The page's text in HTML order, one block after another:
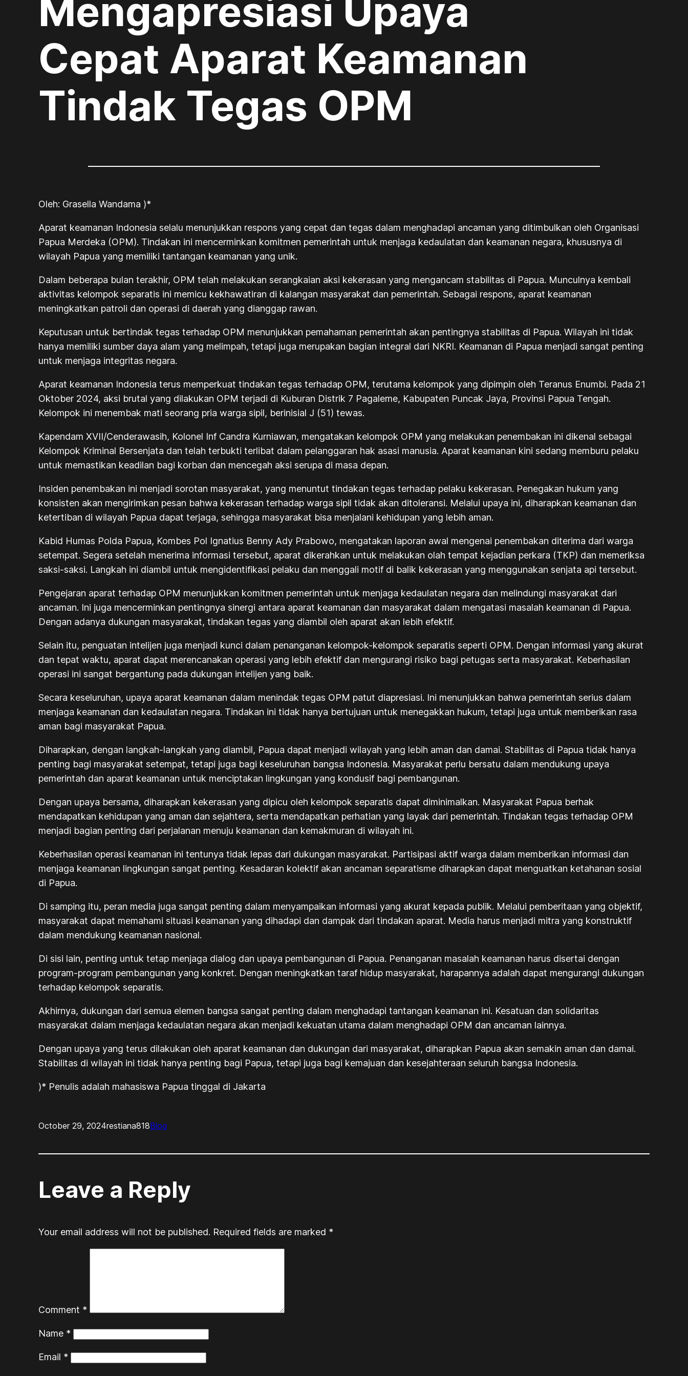
Mengapresiasi Upaya
Cepat Aparat Keamanan
Tindak Tegas OPM
Oleh: Grasella Wandama )*
Aparat keamanan Indonesia selalu menunjukkan respons yang cepat dan tegas dalam menghadapi ancaman yang ditimbulkan oleh Organisasi
Papua Merdeka (OPM). Tindakan ini mencerminkan komitmen pemerintah untuk menjaga kedaulatan dan keamanan negara, khususnya di
wilayah Papua yang memiliki tantangan keamanan yang unik.
Dalam beberapa bulan terakhir, OPM telah melakukan serangkaian aksi kekerasan yang mengancam stabilitas di Papua. Munculnya kembali
aktivitas kelompok separatis ini memicu kekhawatiran di kalangan masyarakat dan pemerintah. Sebagai respons, aparat keamanan
meningkatkan patroli dan operasi di daerah yang dianggap rawan.
Keputusan untuk bertindak tegas terhadap OPM menunjukkan pemahaman pemerintah akan pentingnya stabilitas di Papua. Wilayah ini tidak
hanya memiliki sumber daya alam yang melimpah, tetapi juga merupakan bagian integral dari NKRI. Keamanan di Papua menjadi sangat penting
untuk menjaga integritas negara.
Aparat keamanan Indonesia terus memperkuat tindakan tegas terhadap OPM, terutama kelompok yang dipimpin oleh Teranus Enumbi. Pada 21
Oktober 2024, aksi brutal yang dilakukan OPM terjadi di Kuburan Distrik 7 Pagaleme, Kabupaten Puncak Jaya, Provinsi Papua Tengah.
Kelompok ini menembak mati seorang pria warga sipil, berinisial J (51) tewas.
Kapendam XVII/Cenderawasih, Kolonel Inf Candra Kurniawan, mengatakan kelompok OPM yang melakukan penembakan ini dikenal sebagai
Kelompok Kriminal Bersenjata dan telah terbukti terlibat dalam pelanggaran hak asasi manusia. Aparat keamanan kini sedang memburu pelaku
untuk memastikan keadilan bagi korban dan mencegah aksi serupa di masa depan.
Insiden penembakan ini menjadi sorotan masyarakat, yang menuntut tindakan tegas terhadap pelaku kekerasan. Penegakan hukum yang
konsisten akan mengirimkan pesan bahwa kekerasan terhadap warga sipil tidak akan ditoleransi. Melalui upaya ini, diharapkan keamanan dan
ketertiban di wilayah Papua dapat terjaga, sehingga masyarakat bisa menjalani kehidupan yang lebih aman.
Kabid Humas Polda Papua, Kombes Pol Ignatius Benny Ady Prabowo, mengatakan laporan awal mengenai penembakan diterima dari warga
setempat. Segera setelah menerima informasi tersebut, aparat dikerahkan untuk melakukan olah tempat kejadian perkara (TKP) dan memeriksa
saksi-saksi. Langkah ini diambil untuk mengidentifikasi pelaku dan menggali motif di balik kekerasan yang menggunakan senjata api tersebut.
Pengejaran aparat terhadap OPM menunjukkan komitmen pemerintah untuk menjaga kedaulatan negara dan melindungi masyarakat dari
ancaman. Ini juga mencerminkan pentingnya sinergi antara aparat keamanan dan masyarakat dalam mengatasi masalah keamanan di Papua.
Dengan adanya dukungan masyarakat, tindakan tegas yang diambil oleh aparat akan lebih efektif.
Selain itu, penguatan intelijen juga menjadi kunci dalam penanganan kelompok-kelompok separatis seperti OPM. Dengan informasi yang akurat
dan tepat waktu, aparat dapat merencanakan operasi yang lebih efektif dan mengurangi risiko bagi petugas serta masyarakat. Keberhasilan
operasi ini sangat bergantung pada dukungan intelijen yang baik.
Secara keseluruhan, upaya aparat keamanan dalam menindak tegas OPM patut diapresiasi. Ini menunjukkan bahwa pemerintah serius dalam
menjaga keamanan dan kedaulatan negara. Tindakan ini tidak hanya bertujuan untuk menegakkan hukum, tetapi juga untuk memberikan rasa
aman bagi masyarakat Papua.
Diharapkan, dengan langkah-langkah yang diambil, Papua dapat menjadi wilayah yang lebih aman dan damai. Stabilitas di Papua tidak hanya
penting bagi masyarakat setempat, tetapi juga bagi keseluruhan bangsa Indonesia. Masyarakat perlu bersatu dalam mendukung upaya
pemerintah dan aparat keamanan untuk menciptakan lingkungan yang kondusif bagi pembangunan.
Dengan upaya bersama, diharapkan kekerasan yang dipicu oleh kelompok separatis dapat diminimalkan. Masyarakat Papua berhak
mendapatkan kehidupan yang aman dan sejahtera, serta mendapatkan perhatian yang layak dari pemerintah. Tindakan tegas terhadap OPM
menjadi bagian penting dari perjalanan menuju keamanan dan kemakmuran di wilayah ini.
Keberhasilan operasi keamanan ini tentunya tidak lepas dari dukungan masyarakat. Partisipasi aktif warga dalam memberikan informasi dan
menjaga keamanan lingkungan sangat penting. Kesadaran kolektif akan ancaman separatisme diharapkan dapat menguatkan ketahanan sosial
di Papua.
Di samping itu, peran media juga sangat penting dalam menyampaikan informasi yang akurat kepada publik. Melalui pemberitaan yang objektif,
masyarakat dapat memahami situasi keamanan yang dihadapi dan dampak dari tindakan aparat. Media harus menjadi mitra yang konstruktif
dalam mendukung keamanan nasional.
Di sisi lain, penting untuk tetap menjaga dialog dan upaya pembangunan di Papua. Penanganan masalah keamanan harus disertai dengan
program-program pembangunan yang konkret. Dengan meningkatkan taraf hidup masyarakat, harapannya adalah dapat mengurangi dukungan
terhadap kelompok separatis.
Akhirnya, dukungan dari semua elemen bangsa sangat penting dalam menghadapi tantangan keamanan ini. Kesatuan dan solidaritas
masyarakat dalam menjaga kedaulatan negara akan menjadi kekuatan utama dalam menghadapi OPM dan ancaman lainnya.
Dengan upaya yang terus dilakukan oleh aparat keamanan dan dukungan dari masyarakat, diharapkan Papua akan semakin aman dan damai.
Stabilitas di wilayah ini tidak hanya penting bagi Papua, tetapi juga bagi kemajuan dan kesejahteraan seluruh bangsa Indonesia.
)* Penulis adalah mahasiswa Papua tinggal di Jakarta
October 29, 2024restiana818Blog
Leave a Reply
Your email address will not be published. Required fields are marked *
Comment *
Name *
Email *